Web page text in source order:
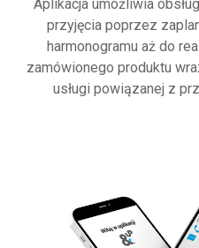
Aplikacja umożliwia
przyjęcia poprzez
harmonogramu aż do
zamówionego produktu
usługi powiązanej z